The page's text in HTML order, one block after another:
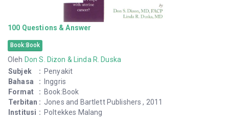
100 Questions & Answer
Book:Book
Oleh Don S. Dizon & Linda R. Duska
Subjek
: Penyakit
Bahasa
:
Inggris
Format
: Book:Book
Terbitan : Jones and Bartlett Publishers , 2011
Institusi : Poltekkes Malang